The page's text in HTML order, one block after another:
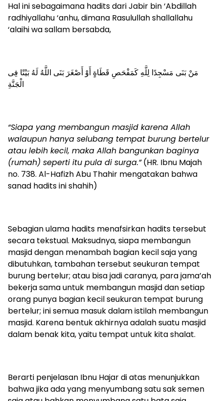
Hal ini sebagaimana hadits dari Jabir bin ‘Abdillah
radhiyallahu ‘anhu, dimana Rasulullah shallallahu
‘alaihi wa sallam bersabda,
مَنْ بَنَى مَسْجِدًا لِلَّهِ كَمَفْحَصِ قَطَاةٍ أَوْ أَصْغَرَ بَنَى اللَّهُ لَهُ بَيْتًا فِى
الْجَنَّةِ
“Siapa yang membangun masjid karena Allah
walaupun hanya selubang tempat burung bertelur
atau lebih kecil, maka Allah bangunkan baginya
(rumah) seperti itu pula di surga.”(HR. Ibnu Majah
no. 738. Al-Hafizh Abu Thahir mengatakan bahwa
sanad hadits ini shahih)
Sebagian ulama hadits menafsirkan hadits tersebut
secara tekstual. Maksudnya, siapa membangun
masjid dengan menambah bagian kecil saja yang
dibutuhkan, tambahan tersebut seukuran tempat
burung bertelur; atau bisa jadi caranya, para jama’ah
bekerja sama untuk membangun masjid dan setiap
orang punya bagian kecil seukuran tempat burung
bertelur; ini semua masuk dalam istilah membangun
masjid. Karena bentuk akhirnya adalah suatu masjid
dalam benak kita, yaitu tempat untuk kita shalat.
Berarti penjelasan Ibnu Hajar di atas menunjukkan
bahwa jika ada yang menyumbang satu sak semen